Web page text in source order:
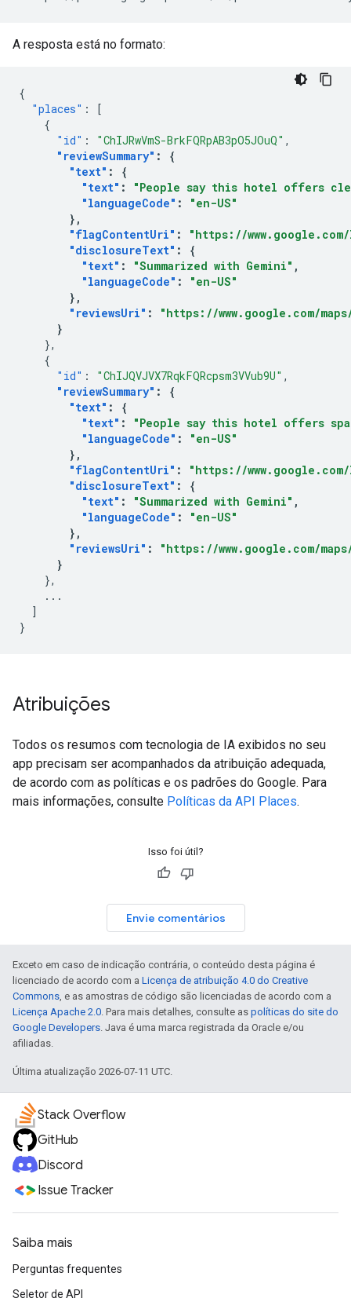
A resposta está no formato:
{
"places" :
[
{
"id" : "ChIJRwVmS-BrkFQRpAB3pO5JOuQ" ,
"reviewSummary" :
{
"text" :
{
"text" :
"People say this hotel offers
"languageCode" :
"en-US"
},
"flagContentUri" :
"https://www.google.com/
"disclosureText" :
{
"text" : "Summarized with Gemini" ,
"languageCode" :
"en-US"
},
"reviewsUri" :
"https://www.google.com/maps/
}
},
{
"id" : "ChIJQVJVX7RqkFQRcpsm3VVub9U" ,
"reviewSummary" :
{
"text" :
{
"text" :
"People say this hotel offers
"languageCode" :
"en-US"
},
"flagContentUri" :
"https://www.google.com/
"disclosureText" :
{
"text" : "Summarized with Gemini" ,
"languageCode" :
"en-US"
},
"reviewsUri" :
"https://www.google.com/maps/
}
},
...
]
}
Atribuições
Todos os resumos com tecnologia de IA exibidos no seu
app precisam ser acompanhados da atribuição adequada,
de acordo com as políticas e os padrões do Google. Para
mais informações, consulte Políticas da API Places.
Isso foi útil?
Envie comentários
Exceto em caso de indicação contrária, o conteúdo desta página é
licenciado de acordo com a Licença de atribuição 4.0 do Creative
Commons, e as amostras de código são licenciadas de acordo com a
Licença Apache 2.0. Para mais detalhes, consulte as políticas do site do
Google Developers. Java é uma marca registrada da Oracle e/ou
afiliadas.
Última atualização 2026-07-11 UTC.
Stack Overflow
GitHub
Discord
Issue Tracker
Saiba mais
Perguntas frequentes
Seletor de API